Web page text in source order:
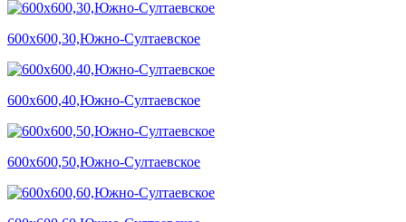
600х600,30,Южно-Султаевское
600х600,40,Южно-Султаевское
600х600,50,Южно-Султаевское